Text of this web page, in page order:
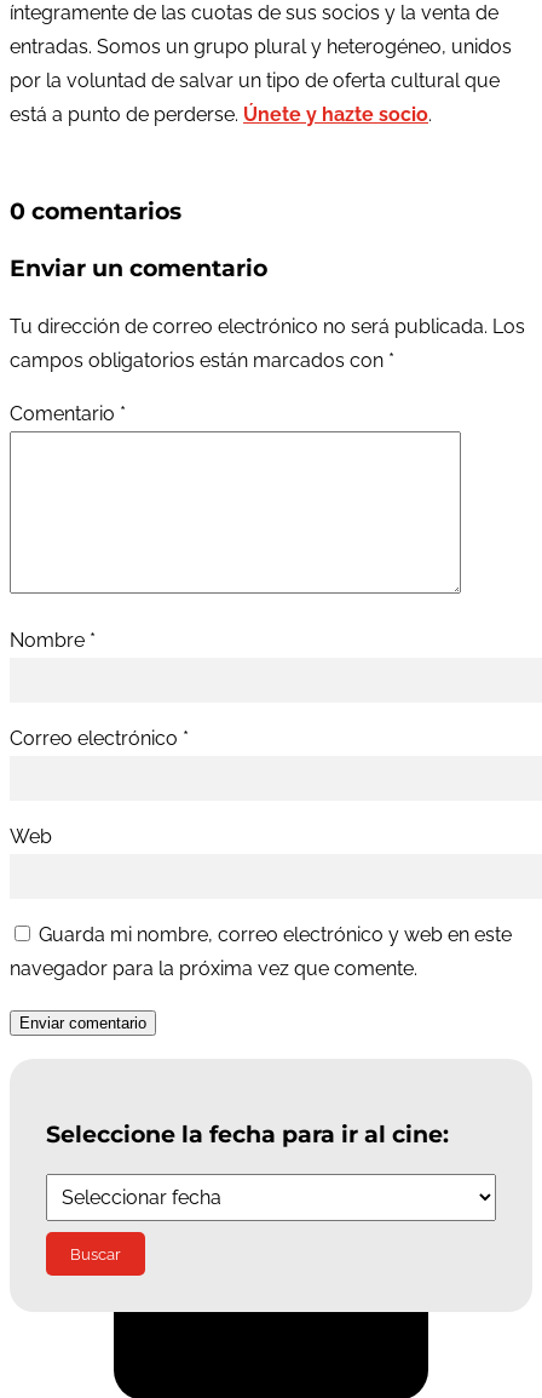
íntegramente de las cuotas de sus socios y la venta de
entradas. Somos un grupo plural y heterogéneo, unidos
por la voluntad de salvar un tipo de oferta cultural que
está a punto de perderse. Únete y hazte socio.
0 comentarios
Enviar un comentario
Tu dirección de correo electrónico no será publicada. Los
campos obligatorios están marcados con *
Comentario *
Nombre *
Correo electrónico *
Web
Guarda mi nombre, correo electrónico y web en este
navegador para la próxima vez que comente.
Enviar comentario
Seleccione la fecha para ir al cine: